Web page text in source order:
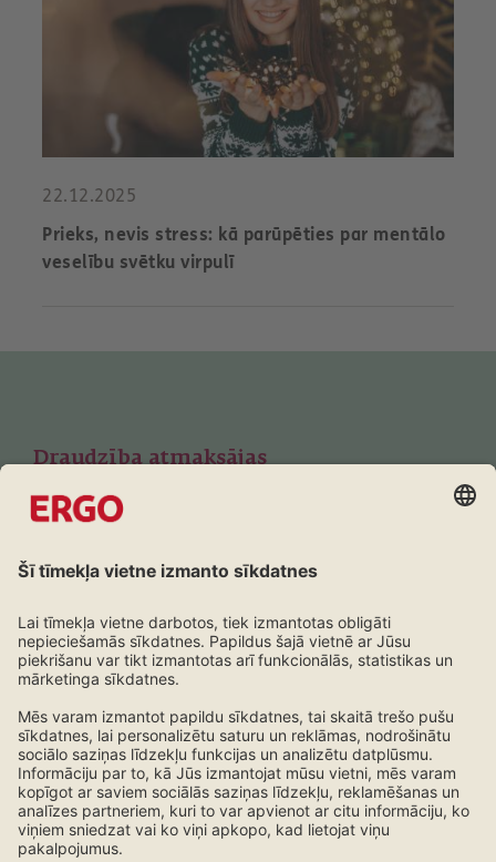
22.12.2025
Prieks, nevis stress: kā parūpēties par mentālo
veselību svētku virpulī
Draudzība atmaksājas
Lojalitātes programma ERGO klientiem
Uzzini vairāk!